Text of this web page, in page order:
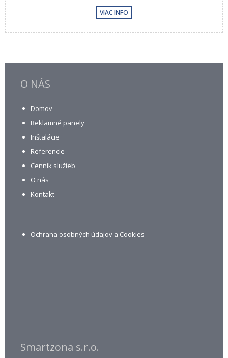
VIAC INFO
O NÁS
Domov
Reklamné panely
Inštalácie
Referencie
Cenník služieb
O nás
Kontakt
Ochrana osobných údajov a Cookies
Smartzona s.r.o.